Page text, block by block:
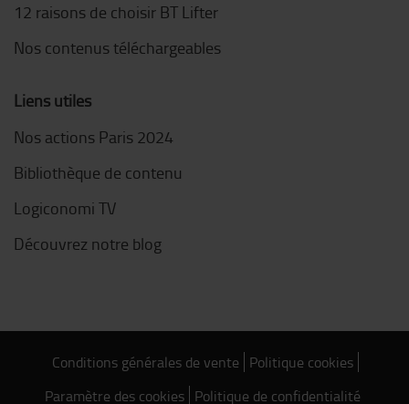
12 raisons de choisir BT Lifter
Nos contenus téléchargeables
Liens utiles
Nos actions Paris 2024
Bibliothèque de contenu
Logiconomi TV
Découvrez notre blog
Conditions générales de vente Politique cookies
Paramètre des cookies Politique de confidentialité